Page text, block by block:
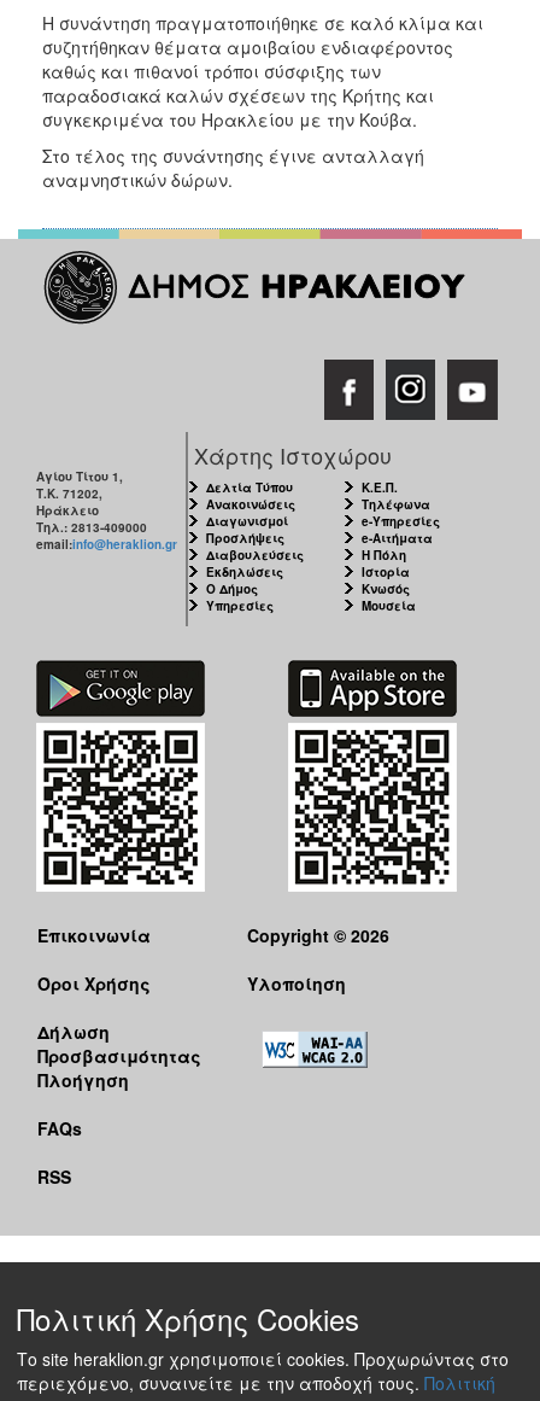
Η συνάντηση πραγματοποιήθηκε σε καλό κλίμα και
συζητήθηκαν θέματα αμοιβαίου ενδιαφέροντος
καθώς και πιθανοί τρόποι σύσφιξης των
παραδοσιακά καλών σχέσεων της Κρήτης και
συγκεκριμένα του Ηρακλείου με την Κούβα.
Στο τέλος της συνάντησης έγινε ανταλλαγή
αναμνηστικών δώρων.
Αγίου Τίτου 1,
Τ.Κ. 71202,
Ηράκλειο
Τηλ.: 2813-409000
email:info@heraklion.gr
Χάρτης Ιστοχώρου
Δελτία Τύπου
Ανακοινώσεις
Διαγωνισμοί
Προσλήψεις
Διαβουλεύσεις
Εκδηλώσεις
Ο Δήμος
Υπηρεσίες
Κ.Ε.Π.
Τηλέφωνα
e-Υπηρεσίες
e-Αιτήματα
Η Πόλη
Ιστορία
Κνωσός
Μουσεία
Επικοινωνία
Όροι Χρήσης
Δήλωση
Προσβασιμότητας
Πλοήγηση
FAQs
RSS
Copyright © 2026
Υλοποίηση
Πολιτική Χρήσης Cookies
Το site heraklion.gr χρησιμοποιεί cookies. Προχωρώντας στο
περιεχόμενο, συναινείτε με την αποδοχή τους. Πολιτική